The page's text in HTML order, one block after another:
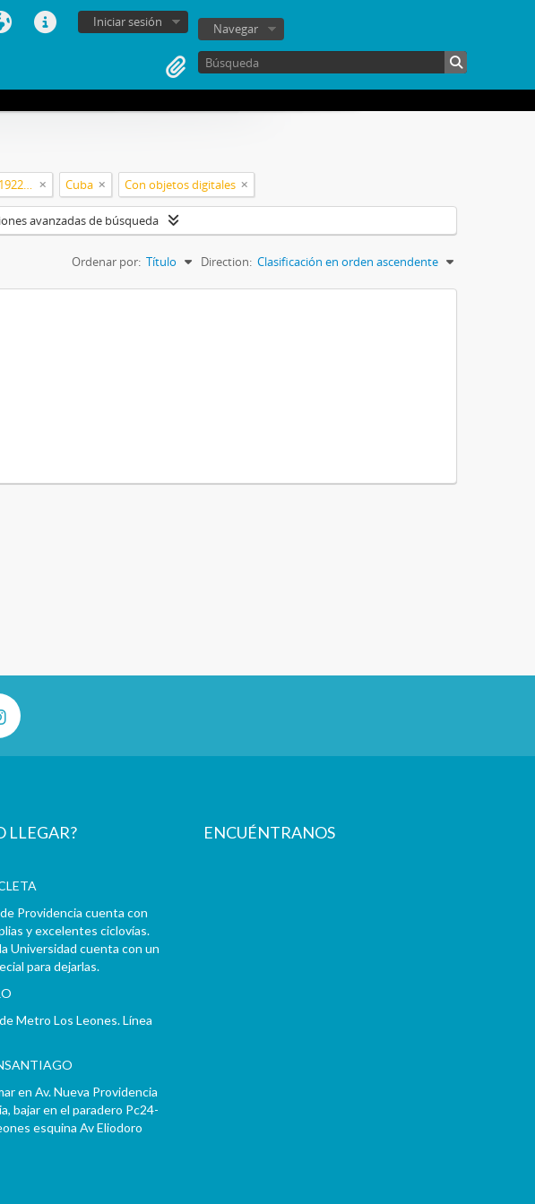
Iniciar sesión Navegar
Washington Carrasco Fernández (1922-2021) Cuba Con objetos digitales
avanzadas de búsqueda
Ordenar por: Título Direction: Clasificación en orden ascendente
LLEGAR?
Providencia cuenta con
y excelentes ciclovías.
Universidad cuenta con un
para dejarlas.
Metro Los Leones. Línea
en Av. Nueva Providencia
bajar en el paradero Pc24-
esquina Av Eliodoro
ENCUÉNTRANOS